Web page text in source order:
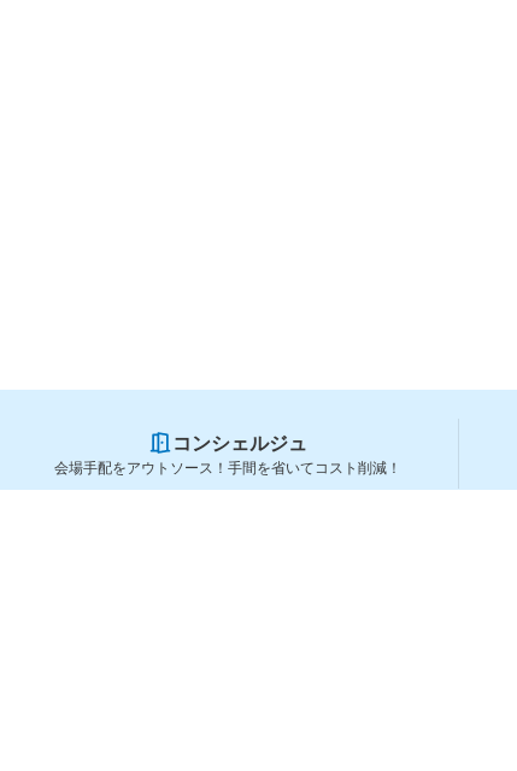
コンシェルジュ
会場手配をアウトソース！手間を省いてコスト削減！